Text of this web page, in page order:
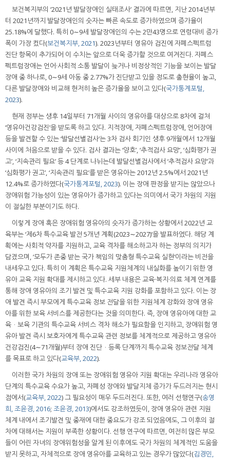
보건복지부의 ‘2021년 발달장애인 실태조사’ 결과에 따르면, 지난 2014년부
터 2021년까지 발달장애인의 숫자는 빠른 속도로 증가하였으며 증가율이
25.18%에 달했다. 특히 0∼9세 발달장애인의 수는 2만43명으로 연령대비 증가
폭이 가장 컸다(보건복지부, 2021). 2023년부터 영유아 검진에 자폐스펙트럼
진단 항목이 추가되어 이 수치는 앞으로 더욱 증가할 것으로 여겨진다. 자폐스
펙트럼장애는 언어·사회적 소통 발달이 늦거나 비정상적인 기능을 보이는 발달
장애 중 하나로, 0∼9세 아동 중 2.77%가 진단받고 있을 정도로 출현율이 높고,
다른 발달장애와 비교해 현저히 높은 증가율을 보이고 있다(국가통계포털,
2023).
현재 정부는 생후 14일부터 71개월 사이의 영유아를 대상으로 8차에 걸쳐
‘영유아건강검진’을 받도록 하고 있다. 지적장애, 자폐스펙트럼장애, 언어장애
등을 발견할 수 있는 ‘발달선별검사’는 3차 검사 회기인 생후 9개월에서 12개월
사이에 처음으로 받을 수 있다. 검사 결과는 ‘양호’, ‘추적검사 요망’, ‘심화평가 권
고’, ‘지속관리 필요’ 등 4 단계로 나뉘는데 발달선별검사에서 ‘추적검사 요망’과
‘심화평가 권고’, ‘지속관리 필요’를 받은 영유아는 2012년 2.5%에서 2021년
12.4%로 증가하였다(국가통계포털, 2023). 이는 장애 판정을 받지는 않았으나
장애위험 가능성이 있는 영유아가 증가하고 있다는 의미에서 국가 차원의 지원
이 절실한 부분이기도 하다.
이렇게 장애 혹은 장애위험 영유아의 숫자가 증가하는 상황에서 2022년 교
육부는 ‘제6차 특수교육 발전 5개년 계획(2023∼2027)’을 발표하였다. 해당 계
획에는 사회적 약자를 지원하고, 교육 격차를 해소하고자 하는 정부의 의지가
담겼으며, ‘모두가 존중 받는 국가 책임의 맞춤형 특수교육 실현’이라는 비전을
내세우고 있다. 특히 이 계획은 특수교육 지원체계의 내실화를 높이기 위한 영
유아 교육 지원 확대를 제시하고 있다. 세부 내용은 교육·복지·의료 체계 연계를
통해 장애 영유아의 조기 발견 및 특수교육 지원 강화를 포함하고 있다. 이는 장
애 발견 즉시 부모에게 특수교육 정보 전달을 위한 지원체계 강화와 장애 영유
아를 위한 보육 서비스를 제공한다는 것을 의미한다. 즉, 장애 영유아에 대한 교
육ㆍ보육 기관의 특수교육 서비스 격차 해소가 필요함을 인지하고, 장애위험 영
유아 발견 즉시 보호자에게 특수교육 관련 정보를 체계적으로 제공하고 영유아
건강검진(4∼71개월)부터 장애 진단ㆍ등록 단계까지 특수교육 정보전달 체계
를 목표로 하고 있다(교육부, 2022).
이러한 국가 차원의 장애 또는 장애위험 영유아 지원 확대는 우리나라 영유아
단계의 특수교육 수요가 높고, 자폐성 장애와 발달지체 증가가 두드러지는 현시
점에서(교육부, 2022) 그 필요성이 매우 두드러진다. 또한, 여러 선행연구(송영
희, 조윤경, 2016; 조윤경, 2013)에서도 강조하였듯이, 장애 영유아 관련 지원
체계 내에서 조기발견 및 중재에 대한 중요도가 강조 되었음에도, 그 이후의 절
차에 대해서는 지원이 부족한 상황이다. 선행 연구에 따르면, 여전히 많은 부모
들이 어린 자녀의 장애위험성을 알게 된 이후에도 국가 차원의 체계적인 도움을
받지 못하고, 자체적으로 장애 영유아를 교육하고 있는 경우가 많았다(김경민,